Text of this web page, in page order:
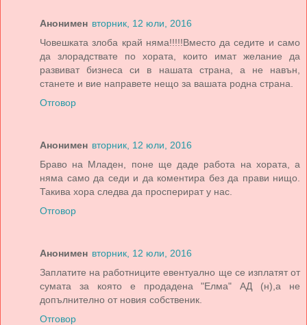
Анонимен вторник, 12 юли, 2016
Човешката злоба край няма!!!!!Вместо да седите и само
да злорадствате по хората, които имат желание да
развиват бизнеса си в нашата страна, а не навън,
станете и вие направете нещо за вашата родна страна.
Отговор
Анонимен вторник, 12 юли, 2016
Браво на Младен, поне ще даде работа на хората, а
няма само да седи и да коментира без да прави нищо.
Такива хора следва да просперират у нас.
Отговор
Анонимен вторник, 12 юли, 2016
Заплатите на работниците евентуално ще се изплатят от
сумата за която е продадена "Елма" АД (н),а не
допълнително от новия собственик.
Отговор